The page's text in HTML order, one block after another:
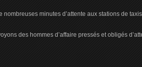
nombreuses minutes d’attente aux stations de
des hommes d’affaire pressés et obligés